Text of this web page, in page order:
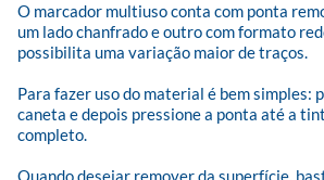
O marcador multiuso conta com ponta
um lado chanfrado e outro com formato
possibilita uma variação maior de traços.
Para fazer uso do material é bem simples:
caneta e depois pressione a ponta até a
completo.
Quando desejar remover da superfície,